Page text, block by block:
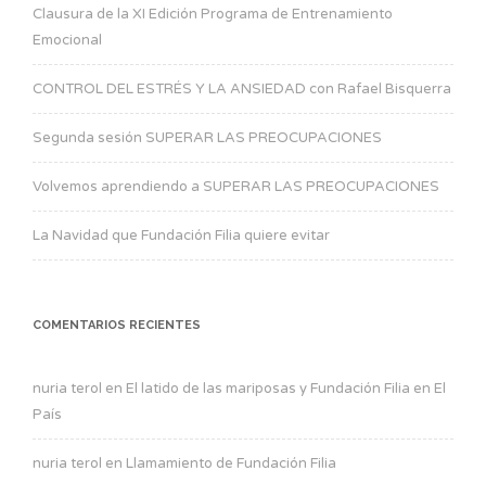
Clausura de la XI Edición Programa de Entrenamiento
Emocional
CONTROL DEL ESTRÉS Y LA ANSIEDAD con Rafael Bisquerra
Segunda sesión SUPERAR LAS PREOCUPACIONES
Volvemos aprendiendo a SUPERAR LAS PREOCUPACIONES
La Navidad que Fundación Filia quiere evitar
COMENTARIOS RECIENTES
nuria terol en El latido de las mariposas y Fundación Filia en El
País
nuria terol en Llamamiento de Fundación Filia